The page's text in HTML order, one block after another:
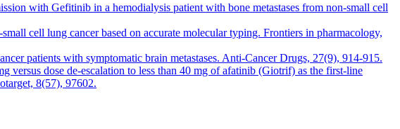
with Gefitinib in a hemodialysis patient with bone metastases from non-small cell
cell lung cancer based on accurate molecular typing. Frontiers in pharmacology,
patients with symptomatic brain metastases. Anti-Cancer Drugs, 27(9), 914-915.
dose de-escalation to less than 40 mg of afatinib (Giotrif) as the first-line
8(57), 97602.